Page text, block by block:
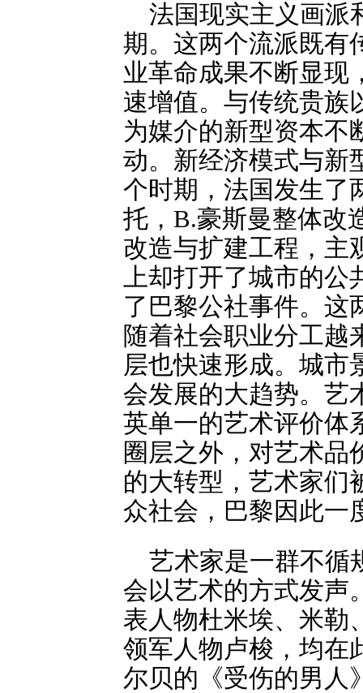
法国现实主义画派
期。这两个流派既有
业革命成果不断显现
速增值。与传统贵族
为媒介的新型资本不
动。新经济模式与新
个时期，法国发生了
托，B.豪斯曼整体改
改造与扩建工程，主
上却打开了城市的公
了巴黎公社事件。这
随着社会职业分工越
层也快速形成。城市
会发展的大趋势。艺
英单一的艺术评价体
圈层之外，对艺术品
的大转型，艺术家们
众社会，巴黎因此一
艺术家是一群不循
会以艺术的方式发声
表人物杜米埃、米勒
领军人物卢梭，均在
尔贝的《受伤的男人